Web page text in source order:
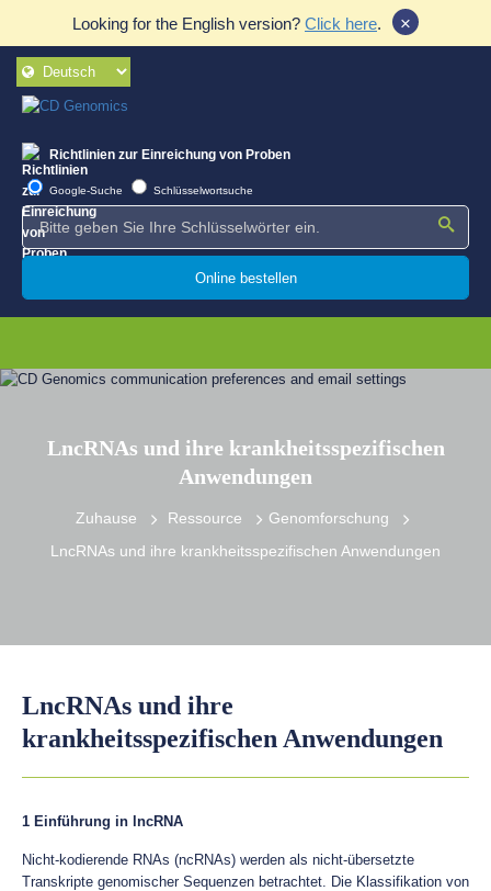
Looking for the English version? Click here. ×
Richtlinien zur Einreichung von Proben
Google-Suche Schlüsselwortsuche
Online bestellen
LncRNAs und ihre krankheitsspezifischen
Anwendungen
Zuhause Ressource
Genomforschung
LncRNAs und ihre krankheitsspezifischen Anwendungen
LncRNAs und ihre
krankheitsspezifischen Anwendungen
1 Einführung in lncRNA
Nicht-kodierende RNAs (ncRNAs) werden als nicht-übersetzte
Transkripte genomischer Sequenzen betrachtet. Die Klassifikation von